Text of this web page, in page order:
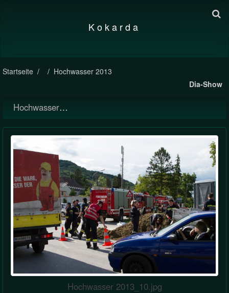
K o k a r d a
Startseite
Hochwasser 2013
Dia-Show
Hochwasser 2013
Hochwasser 2013_10.jpg